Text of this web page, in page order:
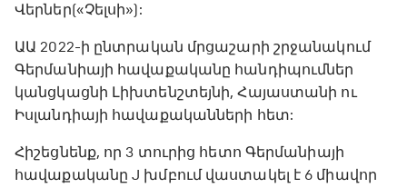
Վերներ(«Չելսի»):
ԱԱ 2022-ի ընտրական մրցաշարի շրջանակում
Գերմանիայի հավաքականը հանդիպումներ
կանցկացնի Լիխտենշտեյնի, Հայաստանի ու
Իսլանդիայի հավաքականների հետ:
Հիշեցնենք, որ 3 տուրից հետո Գերմանիայի
հավաքականը J խմբում վաստակել է 6 միավոր